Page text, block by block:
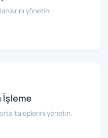
yönetin.
İşleme
taleplerini yönetin.